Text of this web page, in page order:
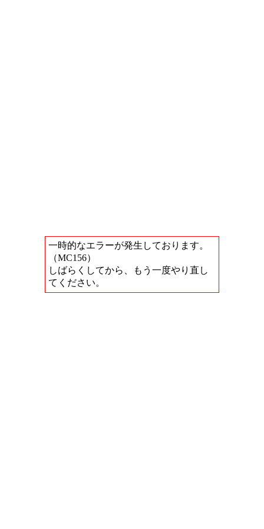
一時的なエラーが発生しております。
（MC156）
しばらくしてから、もう一度やり直し
てください。